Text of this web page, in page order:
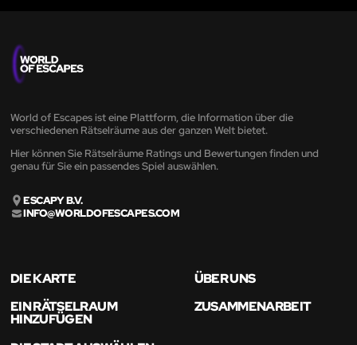
World of Escapes ist eine Plattform, die Information über die
verschiedenen Rätselräume aus der ganzen Welt bietet.
Hier können Sie Rätselräume Ratings und Bewertungen finden und
genau für Sie ein passendes Spiel auswählen.
ESCAPY B.V.
INFO@WORLDOFESCAPES.COM
DIE KARTE
ÜBER UNS
EIN RÄTSELRAUM
HINZUFÜGEN
ZUSAMMENARBEIT